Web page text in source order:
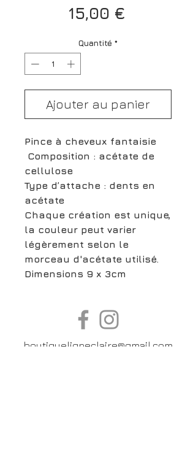
15,00 €Prix
Quantité *
Ajouter au panier
Pince à cheveux fantaisie
Composition : acétate de
cellulose
Type d’attache : dents en
acétate
Chaque création est unique,
la couleur peut varier
légèrement selon le
morceau d'acétate utilisé.
Dimensions 9 x 3cm
boutiqueligneclaire@gmail.com